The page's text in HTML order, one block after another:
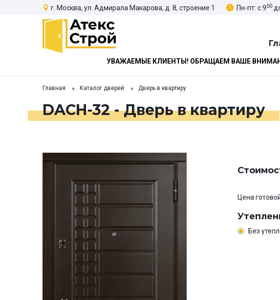
г. Москва, ул. Адмирала Макарова, д. 8, строение 1 Пн-пт: с 900
УВАЖАЕМЫЕ КЛИЕНТЫ! ОБРАЩАЕМ ВАШЕ
Главная Каталог дверей Дверь в квартиру
DACH-32 - Дверь в квартиру
Цена
Без